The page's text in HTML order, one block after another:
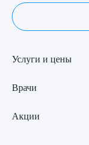
Услуги и цены
Врачи
Акции